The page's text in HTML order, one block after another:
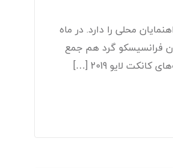
محلی را دارد. در ماه
در سان فرانسیسکو گرد هم جمع
لایو 2019 […]